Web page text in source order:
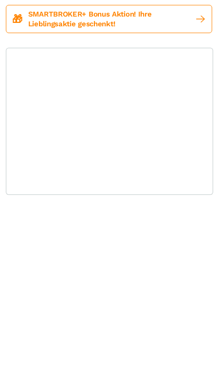
🎁
SMARTBROKER+ Bonus Aktion! Ihre
Lieblingsaktie geschenkt!